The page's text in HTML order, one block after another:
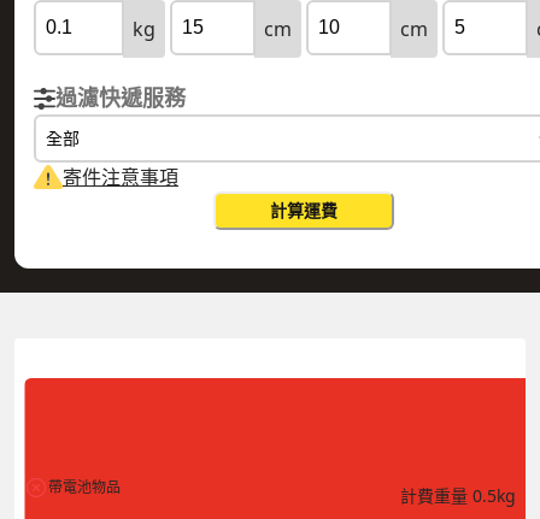
kg cm cm
過濾快遞服務
全部
寄件注意事項
計算運費
帶電池物品 計費重量 0.5kg